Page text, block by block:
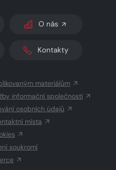
O nás
Kontakty
materiálům
informační společnosti
osobních údajů
místa
soukromí